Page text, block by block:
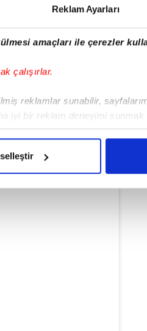
Reklam Ayarları
amaçları ile çerezler
çalışırlar.
reklamlar sunabilir,
iyi bir reklam deneyimi
ve bu noktada, reklamların
kullanıcılara hedefli
ve üçüncü kişilere ait
olan çerezler bilgi
kılınması ve
olarak açık rızanız dahilinde
belirleyebilirsiniz. Çerezlere
Aydınlatma Metnimizi
851 groston